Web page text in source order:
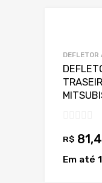
DEFLETOR
R$
Em até